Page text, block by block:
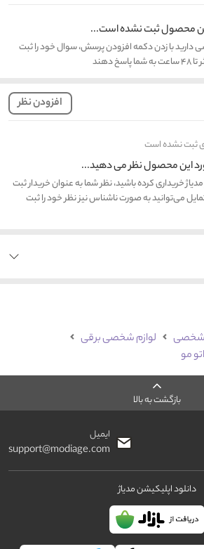
محصول ثبت نشده است...
دارید با زدن دکمه افزودن پرسش، سوال خود را ثبت
افزودن نظر
ثبت نشده است
این محصول نظر می دهید...
خریداری کرده باشید، نظر شما به عنوان خریدار ثبت
می‌توانید به صورت ناشناس نیز نظر خود را ثبت
شخصی
لوازم شخصی برقی
اتو مو
بازگشت به بالا
ایمیل
support@modiage.com
دانلود اپلیکیشن مدیاژ